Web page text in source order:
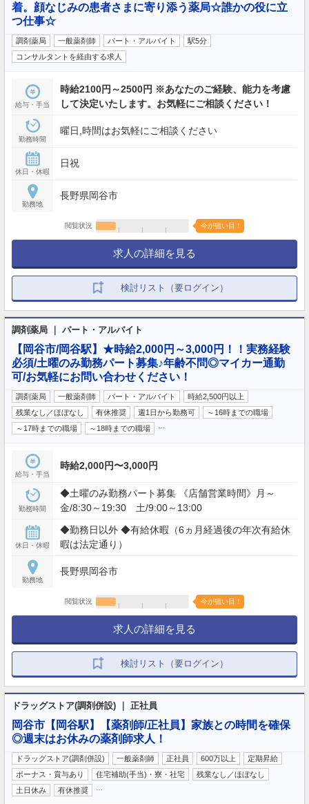
着。顔なじみの患者さまに寄り添う薬局☆誰かの役に立
つ仕事☆
調剤薬局 一般薬剤師 パート・アルバイト
駅5分
コンサルタントを経由する求人
給与・手当
時給2100円～2500円 ※あなたのご経験、能力を考慮
して決定いたします。お気軽にご相談ください！
勤務時間
曜日,時間はお気軽にご相談ください
休日・休暇
日祝
勤務地
長野県岡谷市
閲覧状況 今が狙い目！
求人の詳細を見る
検討リスト（要ログイン）
調剤薬局 ｜ パート・アルバイト
【岡谷市/岡谷駅】★時給2,000円～3,000円！！実務経験
必須/土曜のみ勤務パート募集♪年齢不問◎マイカー通勤
可/お気軽にお問い合わせください！
調剤薬局 一般薬剤師 パート・アルバイト
時給2,500円以上
残業なし／ほぼなし
有休推奨 週1日から勤務可
～16時までの職場
～17時までの職場
～18時までの職場
給与・手当
時給2,000円〜3,000円
勤務時間
◆土曜のみ勤務パート募集 《店舗営業時間》月～
金/8:30～19:30 土/9:00～13:00
休日・休暇
◆勤務日以外 ◆有給休暇（6ヵ月経過後の年次有給休
暇は法定通り）
勤務地
長野県岡谷市
閲覧状況 今が狙い目！
求人の詳細を見る
検討リスト（要ログイン）
ドラッグストア(調剤併設) ｜ 正社員
岡谷市【岡谷駅】【薬剤師/正社員】家族との時間を確保
◎週末はお休みの薬剤師求人！
ドラッグストア(調剤併設) 一般薬剤師 正社員 600万以上
定期昇給
ボーナス・賞与あり
住宅補助(手当)・寮・社宅
残業なし／ほぼなし
土日休み
有休推奨